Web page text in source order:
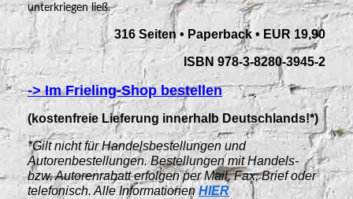
unterkriegen ließ.
316 Seiten • Paperback • EUR 19,90
ISBN 978-3-8280-3945-2
-> Im Frieling-Shop bestellen
(kostenfreie Lieferung innerhalb Deutschlands!*)
*Gilt nicht für Handelsbestellungen und
Autorenbestellungen. Bestellungen mit Handels-
bzw. Autorenrabatt erfolgen per Mail, Fax, Brief oder
telefonisch. Alle Informationen HIER